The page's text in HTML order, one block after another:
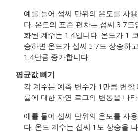
예를 들어 섭씨 단위의 온도를 사
다. 온도의 표준 편차는 섭씨 3.7도
화된 계수는 1.4입니다. 온도가 1
승하면 온도가 섭씨 3.7도 상승하
1.4만큼 증가합니다.
평균값 빼기
각 계수는 예측 변수가 1만큼 변할
률에 대한 자연 로그의 변동을 나
예를 들어 섭씨 단위의 온도를 사
다. 온도 계수는 섭씨 1도 상승을